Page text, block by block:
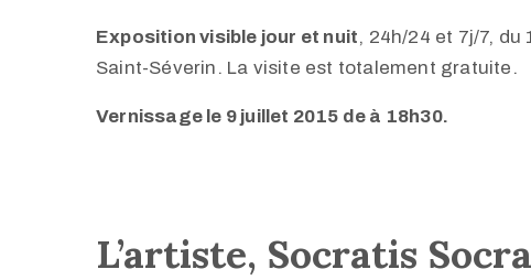
Exposition visible jour et nuit, 24h/24 et 7j/7, du
Saint-Séverin. La visite est totalement gratuite.
Vernissage le 9 juillet 2015 de à 18h30.
L’artiste, Socratis